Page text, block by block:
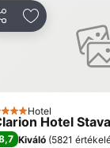
Hozzáadás
Kategória
Hotel
Hotel
Kiváló (5821